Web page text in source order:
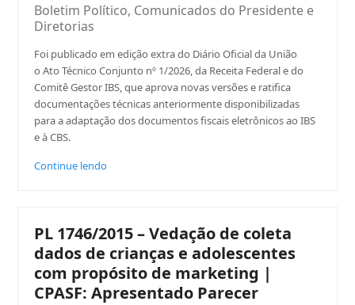
Boletim Político, Comunicados do Presidente e
Diretorias
Foi publicado em edição extra do Diário Oficial da União
o Ato Técnico Conjunto nº 1/2026, da Receita Federal e do
Comitê Gestor IBS, que aprova novas versões e ratifica
documentações técnicas anteriormente disponibilizadas
para a adaptação dos documentos fiscais eletrônicos ao IBS
e à CBS.
Continue lendo
PL 1746/2015 – Vedação de coleta
dados de crianças e adolescentes
com propósito de marketing |
CPASF: Apresentado Parecer